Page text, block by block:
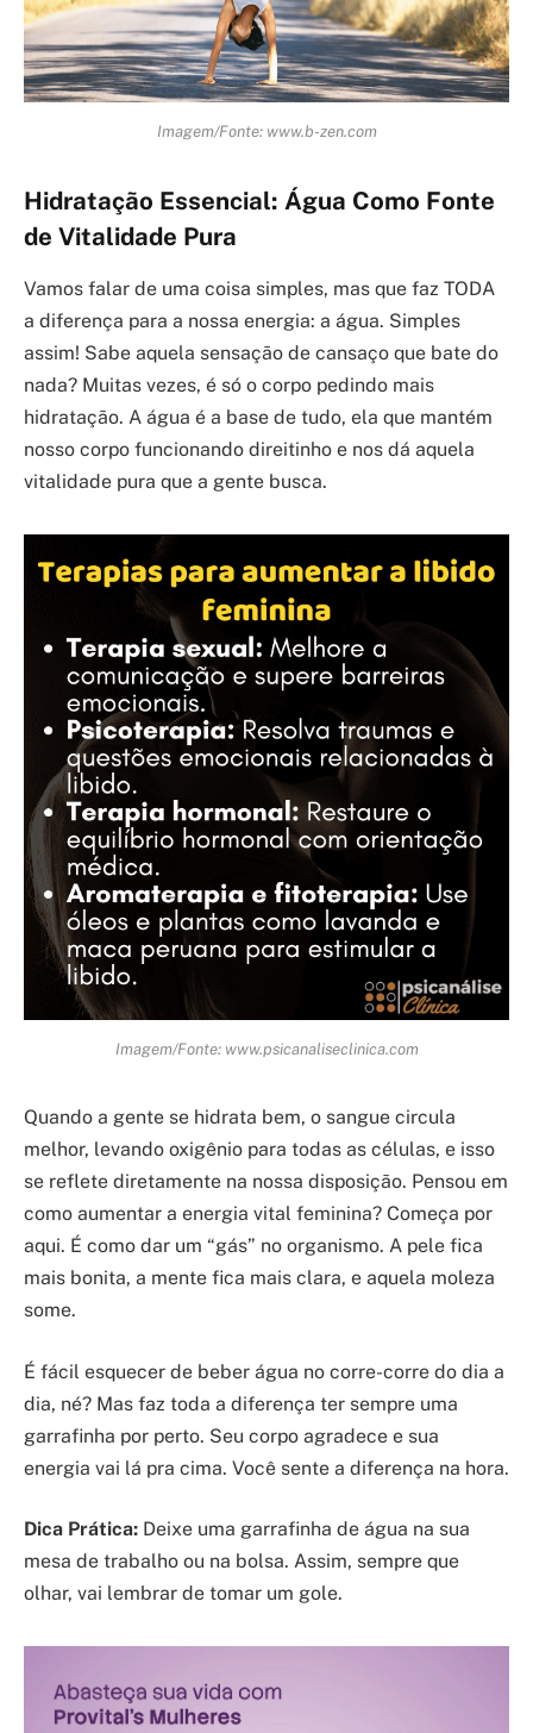
Imagem/Fonte: www.b-zen.com
Hidratação Essencial: Água Como Fonte
de Vitalidade Pura
Vamos falar de uma coisa simples, mas que faz TODA
a diferença para a nossa energia: a água. Simples
assim! Sabe aquela sensação de cansaço que bate do
nada? Muitas vezes, é só o corpo pedindo mais
hidratação. A água é a base de tudo, ela que mantém
nosso corpo funcionando direitinho e nos dá aquela
vitalidade pura que a gente busca.
Imagem/Fonte: www.psicanaliseclinica.com
Quando a gente se hidrata bem, o sangue circula
melhor, levando oxigênio para todas as células, e isso
se reflete diretamente na nossa disposição. Pensou em
como aumentar a energia vital feminina? Começa por
aqui. É como dar um “gás” no organismo. A pele fica
mais bonita, a mente fica mais clara, e aquela moleza
some.
É fácil esquecer de beber água no corre-corre do dia a
dia, né? Mas faz toda a diferença ter sempre uma
garrafinha por perto. Seu corpo agradece e sua
energia vai lá pra cima. Você sente a diferença na hora.
Dica Prática: Deixe uma garrafinha de água na sua
mesa de trabalho ou na bolsa. Assim, sempre que
olhar, vai lembrar de tomar um gole.